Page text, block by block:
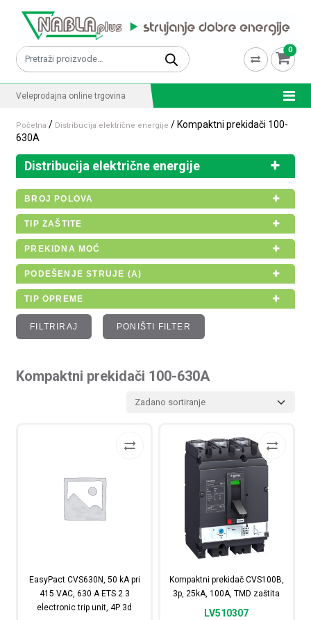
Pretraži: 0
Veleprodajna online trgovina
Početna / Distribucija električne energije / Kompaktni prekidači 100-
630A
Distribucija električne energije
BROJ POLOVA
TIP ZAŠTITE
PREKIDNA MOĆ
PODEŠENJE STRUJE (A)
TIP OPREME
FILTRIRAJ PONIŠTI FILTER
Kompaktni prekidači 100-630A
EasyPact CVS630N, 50 kA pri
415 VAC, 630 A ETS 2.3
electronic trip unit, 4P 3d
Kompaktni prekidač CVS100B,
3p, 25kA, 100A, TMD zaštita
LV510307